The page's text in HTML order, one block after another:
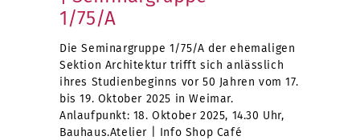
1/75/A
Die Seminargruppe 1/75/A der ehemaligen
Sektion Architektur trifft sich anlässlich
ihres Studienbeginns vor 50 Jahren vom 17.
bis 19. Oktober 2025 in Weimar.
Anlaufpunkt: 18. Oktober 2025, 14.30 Uhr,
Bauhaus.Atelier | Info Shop Café